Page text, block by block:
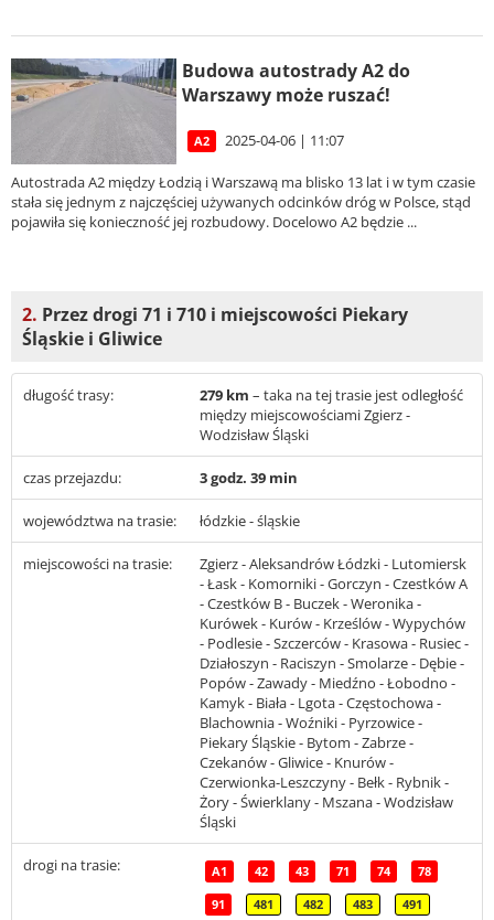
Budowa autostrady A2 do
Warszawy może ruszać!
A2 2025-04-06 | 11:07
Autostrada A2 między Łodzią i Warszawą ma blisko 13 lat i w tym czasie
stała się jednym z najczęściej używanych odcinków dróg w Polsce, stąd
pojawiła się konieczność jej rozbudowy. Docelowo A2 będzie ...
2. Przez drogi 71 i 710 i miejscowości Piekary
Śląskie i Gliwice
długość trasy: 279 km – taka na tej trasie jest odległość
między miejscowościami Zgierz -
Wodzisław Śląski
czas przejazdu: 3 godz. 39 min
województwa na trasie: łódzkie - śląskie
miejscowości na trasie:
Zgierz - Aleksandrów Łódzki - Lutomiersk
- Łask - Komorniki - Gorczyn - Czestków A
- Czestków B - Buczek - Weronika -
Kurówek - Kurów - Krześlów - Wypychów
- Podlesie - Szczerców - Krasowa - Rusiec -
Działoszyn - Raciszyn - Smolarze - Dębie -
Popów - Zawady - Miedźno - Łobodno -
Kamyk - Biała - Lgota - Częstochowa -
Blachownia - Woźniki - Pyrzowice -
Piekary Śląskie - Bytom - Zabrze -
Czekanów - Gliwice - Knurów -
Czerwionka-Leszczyny - Bełk - Rybnik -
Żory - Świerklany - Mszana - Wodzisław
Śląski
drogi na trasie: A1 42 43 71 74 78
91 481 482 483 491